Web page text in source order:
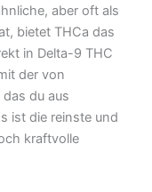
aber oft als
bietet THCa das
in Delta-9 THC
der von
du aus
ist die reinste und
kraftvolle